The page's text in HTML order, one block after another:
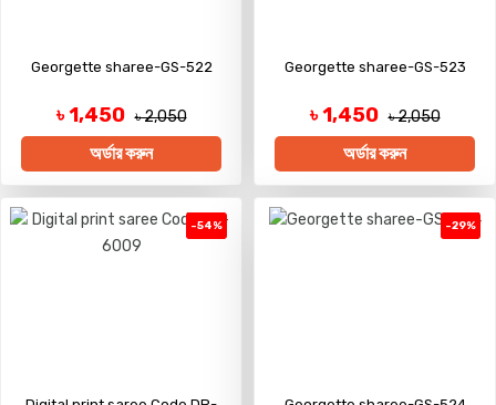
Georgette sharee-GS-522
৳ 1,450 ৳ 2,050
অর্ডার করুন
Georgette sharee-GS-523
৳ 1,450 ৳ 2,050
অর্ডার করুন
-54% -29%